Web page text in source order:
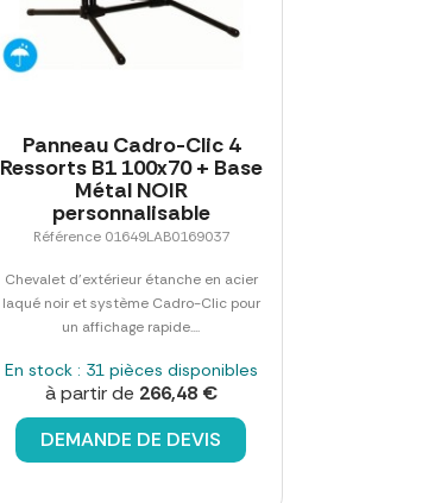
Panneau Cadro-Clic 4
Ressorts B1 100x70 + Base
Métal NOIR
personnalisable
Référence 01649LAB0169037
Chevalet d'extérieur étanche en acier
laqué noir et système Cadro-Clic pour
un affichage rapide....
En stock : 31 pièces disponibles
à partir de 266,48 €
DEMANDE DE DEVIS